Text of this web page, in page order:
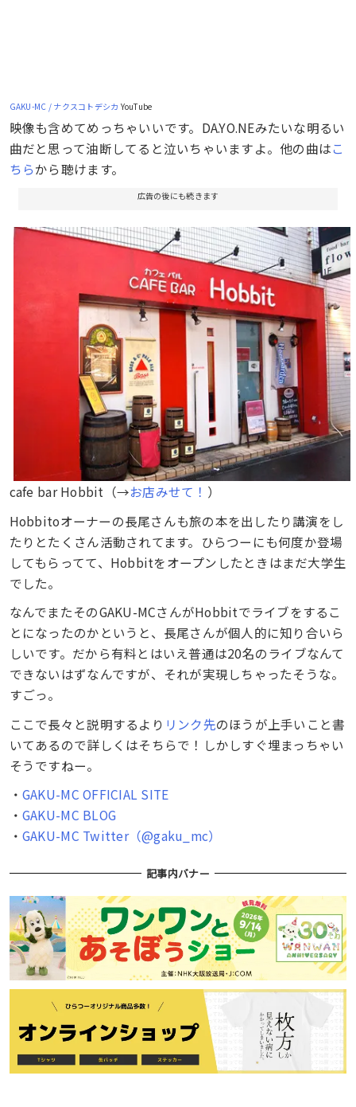
GAKU-MC / ナクスコトデシカ YouTube
映像も含めてめっちゃいいです。DA.YO.NEみたいな明るい
曲だと思って油断してると泣いちゃいますよ。他の曲はこ
ちらから聴けます。
広告の後にも続きます
cafe bar Hobbit（→お店みせて！ ）
Hobbitoオーナーの長尾さんも旅の本を出したり講演をし
たりとたくさん活動されてます。ひらつーにも何度か登場
してもらってて、Hobbitをオープンしたときはまだ大学生
でした。
なんでまたそのGAKU-MCさんがHobbitでライブをするこ
とになったのかというと、長尾さんが個人的に知り合いら
しいです。だから有料とはいえ普通は20名のライブなんて
できないはずなんですが、それが実現しちゃったそうな。
すごっ。
ここで長々と説明するより リンク先のほうが上手いこと書
いてあるので詳しくはそちらで！しかしすぐ埋まっちゃい
そうですねー。
・ GAKU-MC OFFICIAL SITE
・ GAKU-MC BLOG
・ GAKU-MC Twitter（@gaku_mc）
記事内バナー